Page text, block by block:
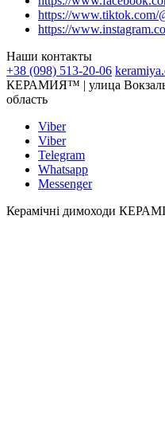
https://www.tiktok.com/
https://
Наши контакты
+38 (098) 513-20-06
КЕРАМИЯ™ | улица
область
Viber
Viber
Telegram
Whatsapp
Messenger
Керамічні димоходи